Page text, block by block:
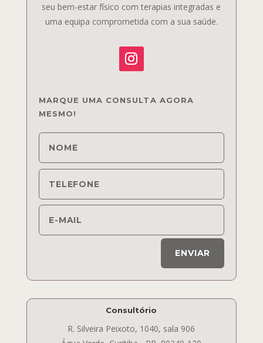
seu bem-estar físico com terapias integradas e
uma equipa comprometida com a sua saúde.
MARQUE UMA CONSULTA AGORA
MESMO!
ENVIAR
Consultório
R. Silveira Peixoto, 1040, sala 906